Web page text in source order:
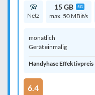
Netz
15 GB 5G
max. 50 MBit/s
monatlich
Gerät einmalig
Handyhase Effektivpreis
6.4